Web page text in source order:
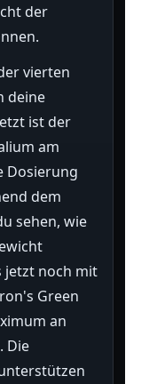
der
vierten
deine
ist der
am
Dosierung
dem
sehen, wie
jetzt noch mit
Green
an
Die